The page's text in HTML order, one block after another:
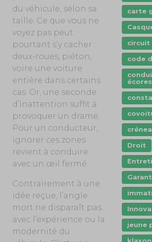
du véhicule, selon sa
taille. Ce que vous ne
voyez pas peut
pourtant s’y cacher :
deux-roues, piéton,
voire une voiture
entière dans certains
cas. Or, une seconde
d’inattention suffit à
provoquer un drame.
Pour un conducteur,
ignorer ces zones
revient à conduire
avec un œil fermé.
Contrairement à une
idée reçue, l’angle
mort ne disparaît pas
avec l’expérience ou la
modernité du
carte
circuit
code
Droit
jeune